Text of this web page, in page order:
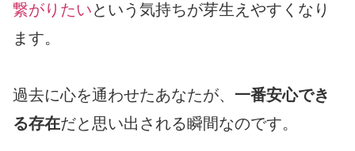
繋がりたいという気持ちが芽生えやすくなり
ます。
過去に心を通わせたあなたが、 一番安心でき
る存在だと思い出される瞬間なのです。